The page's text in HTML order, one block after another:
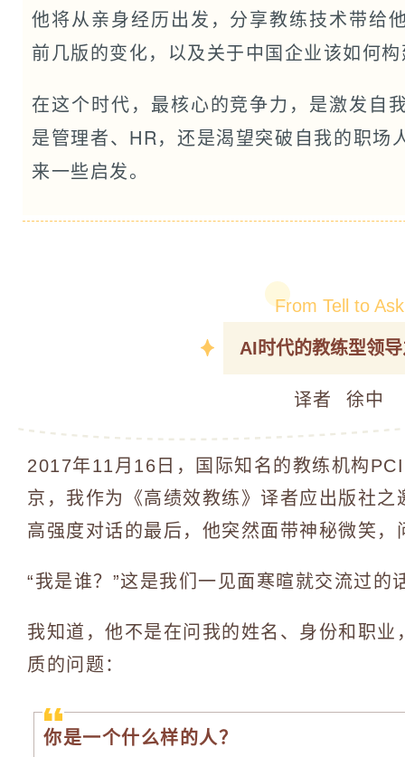
他将从亲身经历出发，分享教练技术带给
前几版的变化，以及关于中国企业该如何
在这个时代，最核心的竞争力，是激发自
是管理者、HR，还是渴望突破自我的职场
来一些启发。
From Tell to Ask
AI时代的教练型领
译者 徐中
2017年11月16日，国际知名的教练机构
京，我作为《高绩效教练》译者应出版社
高强度对话的最后，他突然面带神秘微笑，
“我是谁？”这是我们一见面寒暄就交流过的
我知道，他不是在问我的姓名、身份和职
质的问题：
你是一个什么样的人？